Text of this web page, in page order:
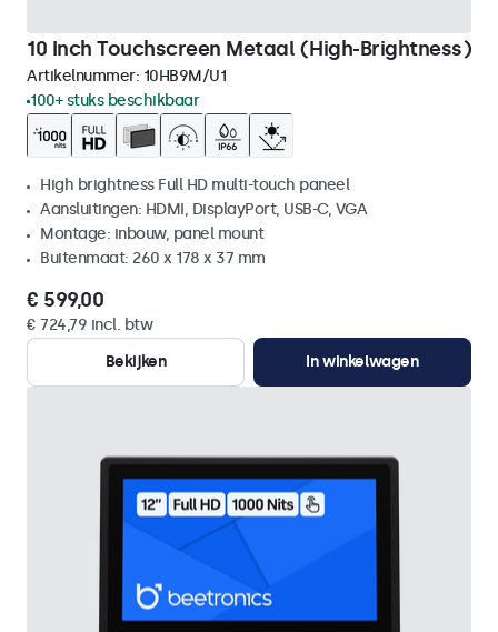
10 Inch Touchscreen Metaal (High-Brightness)
Artikelnummer: 10HB9M/U1
100+ stuks beschikbaar
High brightness Full HD multi-touch paneel
Aansluitingen: HDMI, DisplayPort, USB-C, VGA
Montage: inbouw, panel mount
Buitenmaat: 260 x 178 x 37 mm
€ 599,00
€ 724,79 incl. btw
Bekijken
In winkelwagen